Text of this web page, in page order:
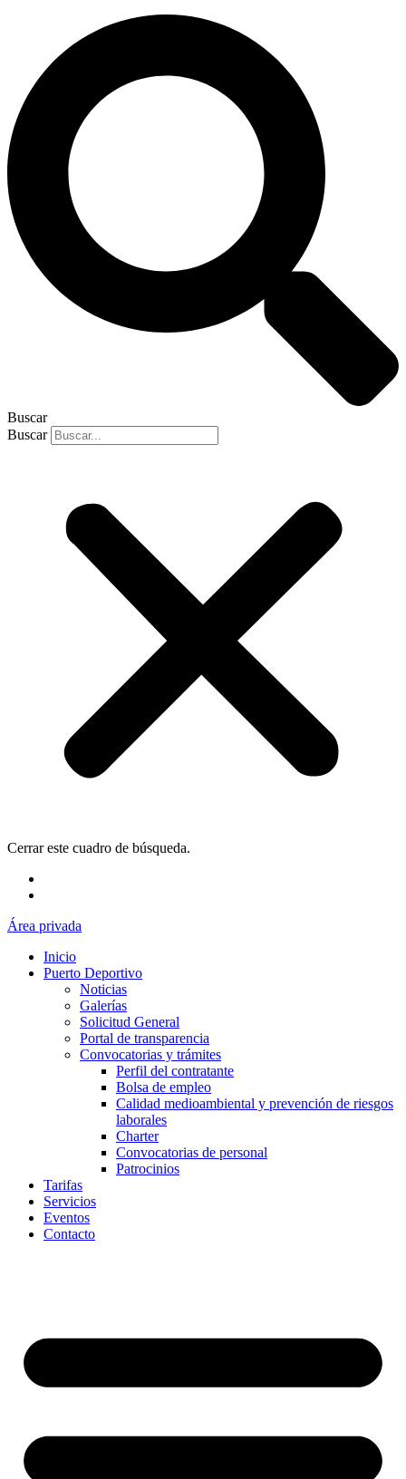
Buscar
Buscar
Cerrar este cuadro de búsqueda.
Área privada
Inicio
Puerto Deportivo
Noticias
Galerías
Solicitud General
Portal de transparencia
Convocatorias y trámites
Perfil del contratante
Bolsa de empleo
Calidad medioambiental y prevención de riesgos
laborales
Charter
Convocatorias de personal
Patrocinios
Tarifas
Servicios
Eventos
Contacto